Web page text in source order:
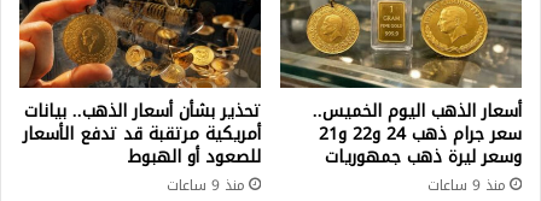
أسعار الذهب اليوم الخميس..
سعر جرام ذهب 24 و22 و21
وسعر ليرة ذهب جمهوريات
منذ 9 ساعات
تحذير بشأن أسعار الذهب.. بيانات
أمريكية مرتقبة قد تدفع الأسعار
للصعود أو الهبوط
منذ 9 ساعات